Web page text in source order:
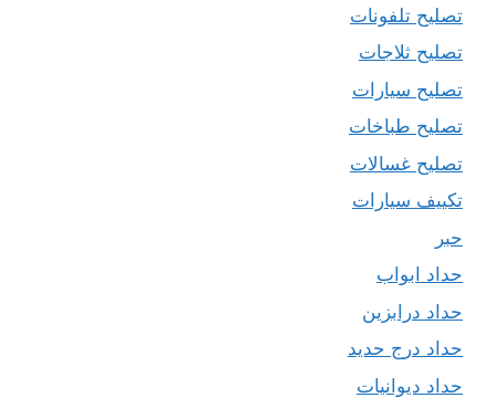
تصليح تلفونات
تصليح ثلاجات
تصليح سيارات
تصليح طباخات
تصليح غسالات
تكييف سيارات
حبر
حداد ابواب
حداد درابزين
حداد درج حديد
حداد ديوانيات